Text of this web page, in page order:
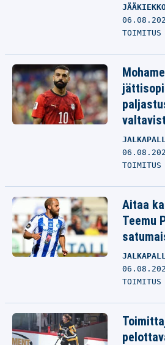
TOIMITUS
TOIMITUS
Aitaa
Teemu
TOIMITUS